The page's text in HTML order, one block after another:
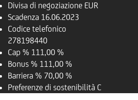
Divisa di negoziazione EUR
Scadenza 16.06.2023
Codice telefonico
278198440
Cap % 111,00 %
Bonus % 111,00 %
Barriera % 70,00 %
Preferenze di sostenibilità C